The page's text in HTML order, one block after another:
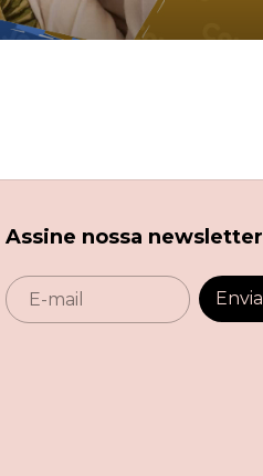
Assine nossa newsletter